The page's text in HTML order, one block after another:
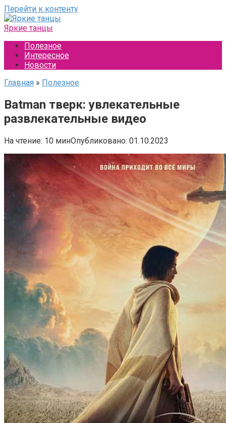
Перейти к контенту
Яркие танцы
Полезное
Интересное
Новости
Главная » Полезное
Batman тверк: увлекательные
развлекательные видео
На чтение: 10 минОпубликовано: 01.10.2023